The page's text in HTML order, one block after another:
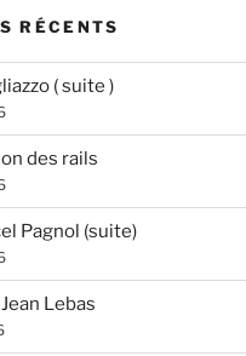
RÉCENTS
( suite )
des rails
Pagnol (suite)
Lebas